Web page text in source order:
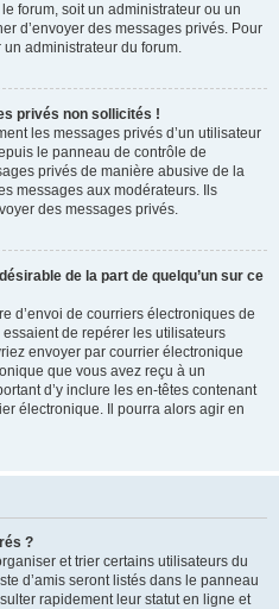
forum, soit un administrateur ou un
d’envoyer des messages privés. Pour
administrateur du forum.
privés non sollicités !
les messages privés d’un utilisateur
le panneau de contrôle de
privés de manière abusive de la
messages aux modérateurs. Ils
des messages privés.
de la part de quelqu’un sur ce
d’envoi de courriers électroniques de
de repérer les utilisateurs
envoyer par courrier électronique
que vous avez reçu à un
d’y inclure les en-têtes contenant
électronique. Il pourra alors agir en
?
et trier certains utilisateurs du
d’amis seront listés dans le panneau
rapidement leur statut en ligne et